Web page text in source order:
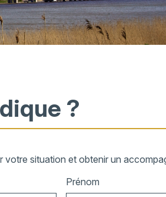
?
situation et obtenir un
Prénom